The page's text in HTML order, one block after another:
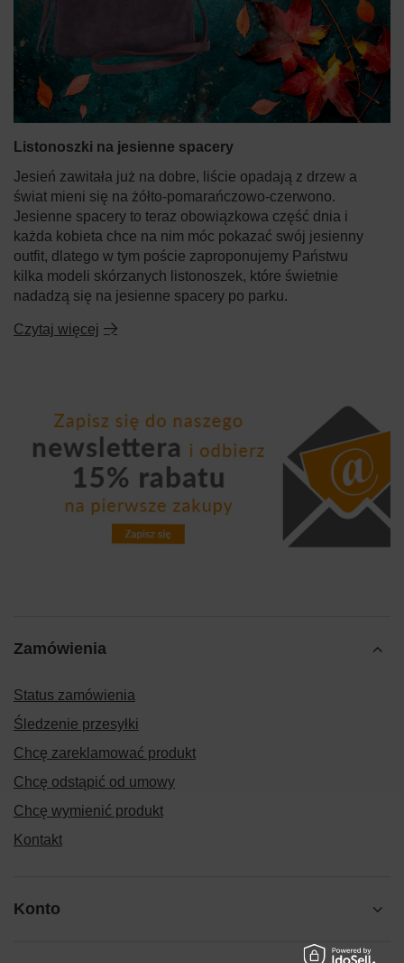
Listonoszki na jesienne spacery
Jesień zawitała już na dobre, liście opadają z drzew a
świat mieni się na żółto-pomarańczowo-czerwono.
Jesienne spacery to teraz obowiązkowa część dnia i
każda kobieta chce na nim móc pokazać swój jesienny
outfit, dlatego w tym poście zaproponujemy Państwu
kilka modeli skórzanych listonoszek, które świetnie
nadadzą się na jesienne spacery po parku.
Czytaj więcej
Zamówienia
Status zamówienia
Śledzenie przesyłki
Chcę zareklamować produkt
Chcę odstąpić od umowy
Chcę wymienić produkt
Kontakt
Konto